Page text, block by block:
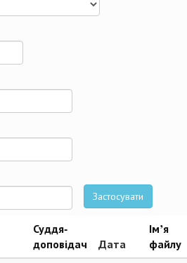
Застосувати
Суддя-
доповідач
Дата
Ім’я
файлу